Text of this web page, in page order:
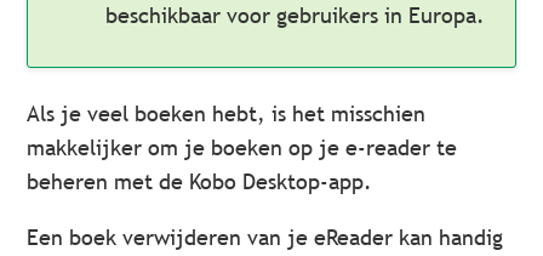
beschikbaar voor gebruikers in Europa.
Als je veel boeken hebt, is het misschien
makkelijker om je boeken op je e-reader te
beheren met de Kobo Desktop-app.
Een boek verwijderen van je eReader kan handig